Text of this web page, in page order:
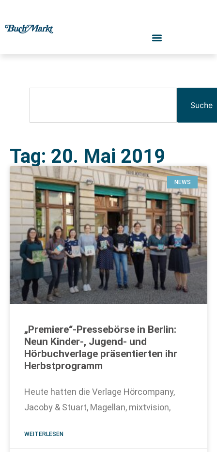
Suche
Tag: 20. Mai 2019
NEWS
„Premiere“-Pressebörse in Berlin:
Neun Kinder-, Jugend- und
Hörbuchverlage präsentierten ihr
Herbstprogramm
Heute hatten die Verlage Hörcompany,
Jacoby & Stuart, Magellan, mixtvision,
WEITERLESEN